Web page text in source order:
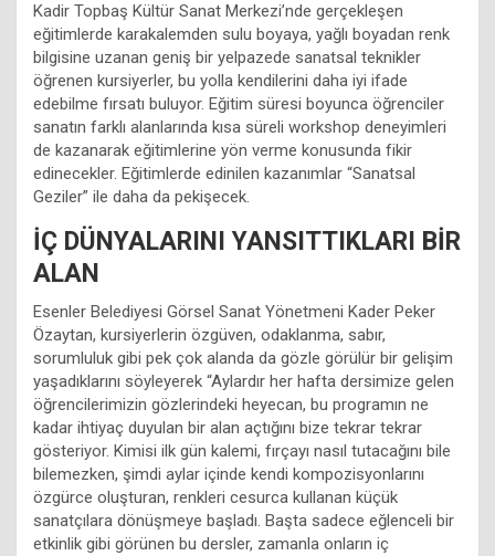
Kadir Topbaş Kültür Sanat Merkezi’nde gerçekleşen
eğitimlerde karakalemden sulu boyaya, yağlı boyadan renk
bilgisine uzanan geniş bir yelpazede sanatsal teknikler
öğrenen kursiyerler, bu yolla kendilerini daha iyi ifade
edebilme fırsatı buluyor. Eğitim süresi boyunca öğrenciler
sanatın farklı alanlarında kısa süreli workshop deneyimleri
de kazanarak eğitimlerine yön verme konusunda fikir
edinecekler. Eğitimlerde edinilen kazanımlar “Sanatsal
Geziler” ile daha da pekişecek.
İÇ DÜNYALARINI YANSITTIKLARI BİR
ALAN
Esenler Belediyesi Görsel Sanat Yönetmeni Kader Peker
Özaytan, kursiyerlerin özgüven, odaklanma, sabır,
sorumluluk gibi pek çok alanda da gözle görülür bir gelişim
yaşadıklarını söyleyerek “Aylardır her hafta dersimize gelen
öğrencilerimizin gözlerindeki heyecan, bu programın ne
kadar ihtiyaç duyulan bir alan açtığını bize tekrar tekrar
gösteriyor. Kimisi ilk gün kalemi, fırçayı nasıl tutacağını bile
bilemezken, şimdi aylar içinde kendi kompozisyonlarını
özgürce oluşturan, renkleri cesurca kullanan küçük
sanatçılara dönüşmeye başladı. Başta sadece eğlenceli bir
etkinlik gibi görünen bu dersler, zamanla onların iç